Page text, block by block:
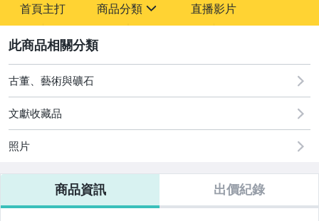
首頁主打 商品分類
古董、藝術與礦石
玩具、模型與公仔
直播影片
古董、藝術與礦石
文獻收藏品
照片
商品資訊 出價紀錄